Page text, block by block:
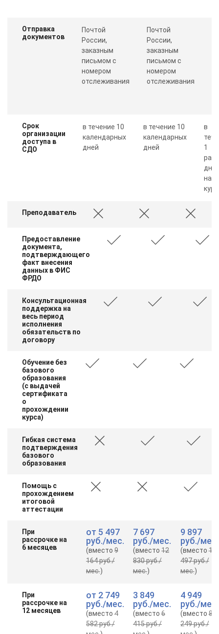
Отправка
документов
Почтой
России,
заказным
письмом с
номером
отслеживания
Почтой
России,
заказным
письмом с
номером
отслеживания
Срок
организации
доступа в
СДО
в течение 10
календарных
дней
в течение 10
календарных
дней
в
1
дня
Преподаватель
Предоставление
документа,
подтверждающего
факт внесения
данных в ФИС
ФРДО
Консультационная
поддержка на
весь период
исполнения
обязательств по
договору
Обучение без
базового
образования
(с выдачей
сертификата
о
прохождении
курса)
Гибкая система
подтверждения
базового
образования
Помощь с
прохождением
итоговой
аттестации
При
рассрочке на
6 месяцев
от 5 497
руб./мес.
(вместо9
164 руб./
мес.)
7 697
руб./мес.
(вместо12
830 руб./
мес.)
9 897
руб./мес.
(вместо16
497 руб./
мес.)
При
рассрочке на
12 месяцев
от 2 749
руб./мес.
(вместо4
582 руб./
3 849
руб./мес.
(вместо6
415 руб./
4 949
руб./мес.
(вместо8
249 руб./